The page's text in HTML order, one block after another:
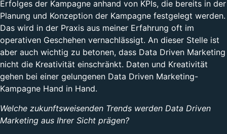
Erfolges der Kampagne anhand von KPIs, die bereits in der
Planung und Konzeption der Kampagne festgelegt werden.
Das wird in der Praxis aus meiner Erfahrung oft im
operativen Geschehen vernachlässigt. An dieser Stelle ist
aber auch wichtig zu betonen, dass Data Driven Marketing
nicht die Kreativität einschränkt. Daten und Kreativität
gehen bei einer gelungenen Data Driven Marketing-
Kampagne Hand in Hand.
Welche zukunftsweisenden Trends werden Data Driven
Marketing aus Ihrer Sicht prägen?